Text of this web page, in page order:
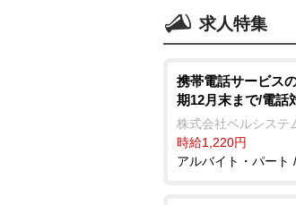
求人特集
携帯電話サービス
期12月末まで/電話
株式会社ベルシステ
時給1,220円
アルバイト・パート